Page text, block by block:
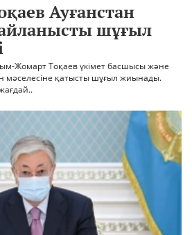
Ауғанстан
шұғыл
Жомарт Тоқаев үкімет басшысы және
мәселесіне қатысты шұғыл жиынады.